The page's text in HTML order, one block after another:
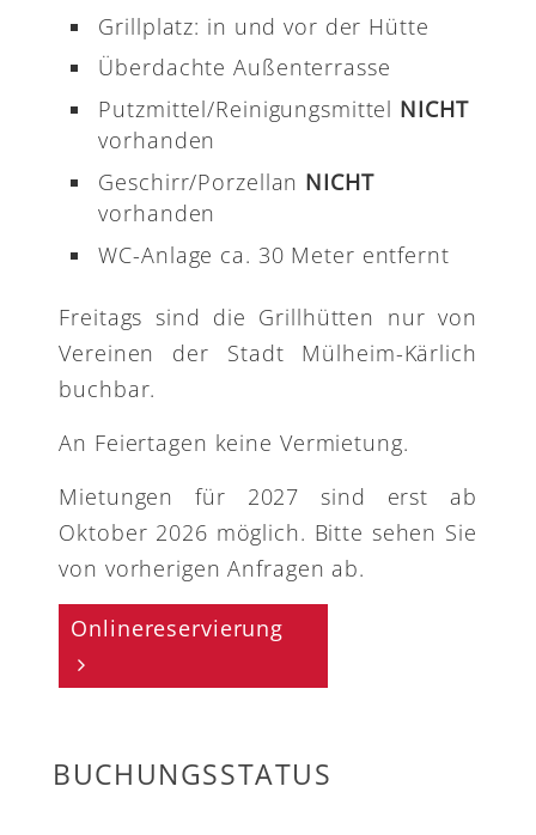
Grillplatz: in und vor der Hütte
Überdachte Außenterrasse
Putzmittel/Reinigungsmittel NICHT
vorhanden
Geschirr/Porzellan NICHT
vorhanden
WC-Anlage ca. 30 Meter entfernt
Freitags sind die Grillhütten nur von
Vereinen der Stadt Mülheim-Kärlich
buchbar.
An Feiertagen keine Vermietung.
Mietungen für 2027 sind erst ab
Oktober 2026 möglich. Bitte sehen Sie
von vorherigen Anfragen ab.
Onlinereservierung
BUCHUNGSSTATUS